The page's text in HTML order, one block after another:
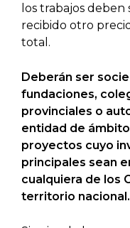
los trabajos
recibido otro
total.
Deberán ser
fundaciones,
provinciales o
entidad de
proyectos cuyo
principales sean
cualquiera de los
territorio nacional.